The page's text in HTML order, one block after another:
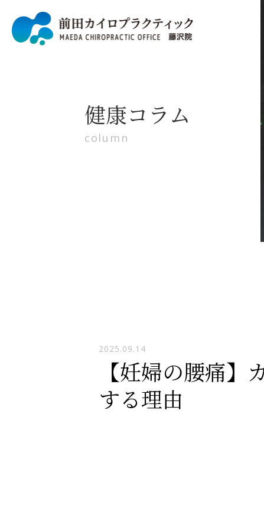
健康コラム
column
2025.09.14
【妊婦の腰痛
する理由